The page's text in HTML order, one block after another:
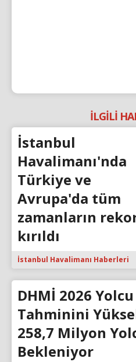
İLGİLİ
İstanbul
Havalimanı'nda
Türkiye ve
Avrupa'da tüm
zamanların
kırıldı
İstanbul Havalimanı Haberleri
DHMİ 2026 Yolcu
Tahminini
258,7 Milyon
Bekleniyor